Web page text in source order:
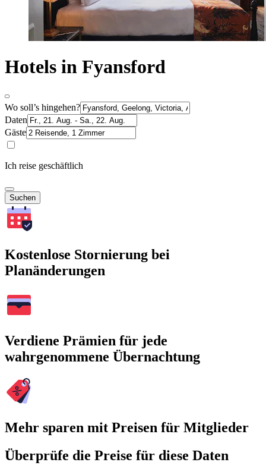
Hotels in Fyansford
Wo soll’s hingehen?
Daten
Gäste
Ich reise geschäftlich
Suchen
Kostenlose Stornierung bei
Planänderungen
Verdiene Prämien für jede
wahrgenommene Übernachtung
Mehr sparen mit Preisen für Mitglieder
Überprüfe die Preise für diese Daten